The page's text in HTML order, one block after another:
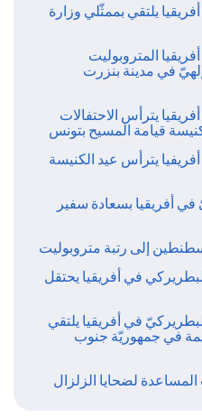
يلتقي بممثّلي وزارة
المتروبوليت
في مدينة بنزرت
يترأس الاحتفالات
قيامة المسيح بتونس
يترأس عيد الكنيسة
أفريقيا بسعادة سفير
إلى رتبة متروبوليت
في أفريقيا يحتقل
في أفريقيا يلتقي
في جمهوريّة جنوب
لضحايا الزلزال